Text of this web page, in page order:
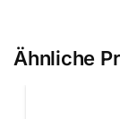
Ähnliche